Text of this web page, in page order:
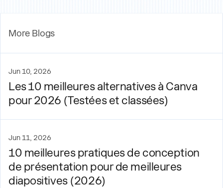
More Blogs
Jun 10, 2026
Les 10 meilleures alternatives à Canva
pour 2026 (Testées et classées)
Jun 11, 2026
10 meilleures pratiques de conception
de présentation pour de meilleures
diapositives (2026)